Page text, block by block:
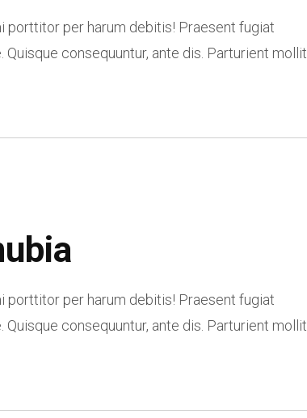
per harum debitis! Praesent fugiat
consequuntur, ante dis. Parturient mollit
per harum debitis! Praesent fugiat
consequuntur, ante dis. Parturient mollit